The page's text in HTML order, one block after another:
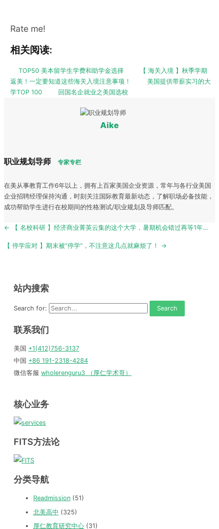
Rate me!
相关阅读:
TOP50 美本留学生学费和助学金选择
【 海关入境 】秋季学期
返美！一定要知道这些海关入境注意事项！
美国提供带薪实习的大
学TOP 100
回国名企就业之美国选校
Aike
职业规划导师 专家专栏
在美从事教育工作6年以上，拥有上百家美国企业资源，常年与各行业美国
企业招聘经理保持沟通，时刻关注国际教育最新动态，了解职场必备技能，
成功帮助学生进行在校期间的性格测试/职业规划及导师匹配。
Post
← 【 名校科研 】经济商业菁英云集的这个大学，暑期机会错过再等1年…
【 停学应对 】期末被“停学”，不注意这几点就麻烦了！ →
站内搜索
Search for:
联系我们
美国 +1(412)756-3137
中国 +86 191-2318-4284
微信客服 wholerenguru3 （厚仁学术哥）
核心业务
FITS方法论
分类导航
Readmission (51)
北美高中 (325)
厚仁教育研究中心 (31)